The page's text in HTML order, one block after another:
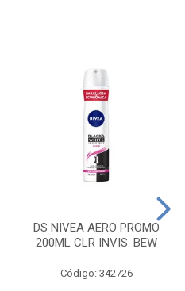
DS NIVEA AERO PROMO
200ML CLR INVIS. BEW
Código: 342726